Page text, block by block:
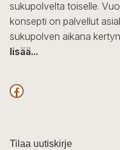
sukupolvelta toiselle.
konsepti on palvellut
sukupolven aikana
lisää...
F
c
Tilaa uutiskirje